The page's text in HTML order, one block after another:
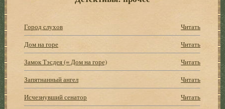
Город слухов
Читать
Дом на горе
Читать
Замок Тэсдея (= Дом на горе)
Читать
Запятнанный ангел
Читать
Исчезнувший сенатор
Читать